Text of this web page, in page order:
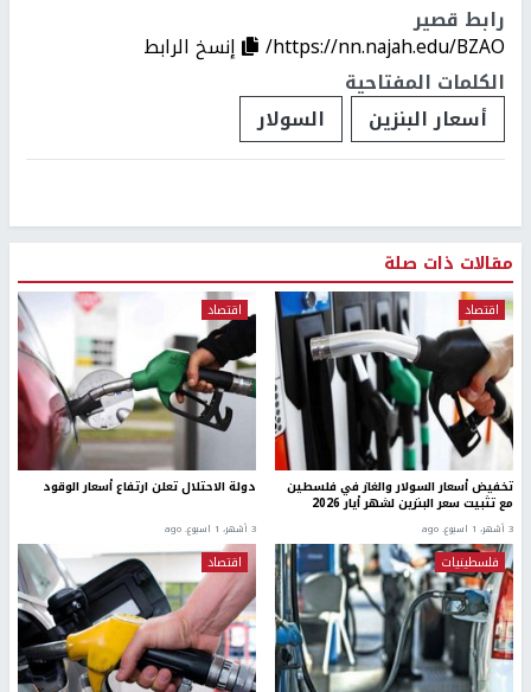
رابط قصير
https://nn.najah.edu/BZAO/
إنسخ الرابط
الكلمات المفتاحية
أسعار البنزين
السولار
مقالات ذات صلة
اقتصاد
تخفيض أسعار السولار والغاز في فلسطين
مع تثبيت سعر البنزين لشهر أيار 2026
3 أشهر، 1 اسبوع. ago
اقتصاد
دولة الاحتلال تعلن ارتفاع أسعار الوقود
3 أشهر، 1 اسبوع. ago
فلسطينيات اقتصاد